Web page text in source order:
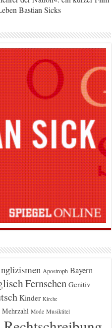
Bastian Sicks
Apostroph Bayern
Fernsehen Genitiv
Kinder Kirche
Mehrzahl Mode Musiktitel